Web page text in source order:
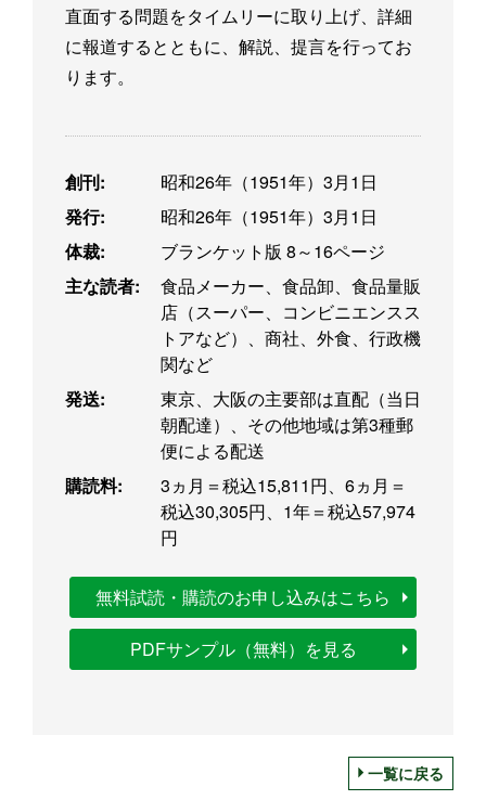
直面する問題をタイムリーに取り上げ、詳細
に報道するとともに、解説、提言を行ってお
ります。
創刊:
昭和26年（1951年）3月1日
発行:
昭和26年（1951年）3月1日
体裁:
ブランケット版 8～16ページ
主な読者:
食品メーカー、食品卸、食品量販
店（スーパー、コンビニエンスス
トアなど）、商社、外食、行政機
関など
発送:
東京、大阪の主要部は直配（当日
朝配達）、その他地域は第3種郵
便による配送
購読料:
3ヵ月＝税込15,811円、6ヵ月＝
税込30,305円、1年＝税込57,974
円
無料試読・購読のお申し込みはこちら
PDFサンプル（無料）を見る
一覧に戻る